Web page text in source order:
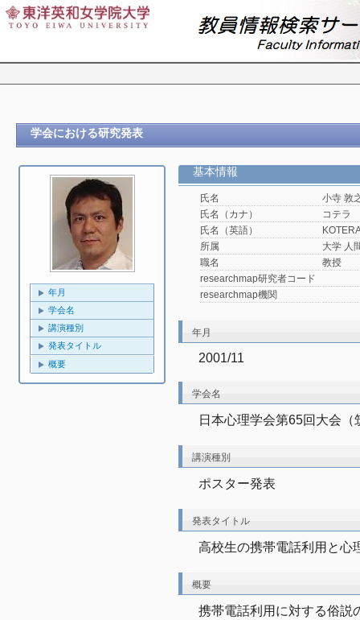
学会における研究発表
年月
学会名
講演種別
発表タイトル
概要
基本情報
氏名
小寺 敦
氏名（カナ）
コテラ
氏名（英語）
所属
大学 人
職名
教授
researchmap研究者コード
researchmap機関
年月
2001/11
学会名
日本心理学会第65回大会（
講演種別
ポスター発表
発表タイトル
高校生の携帯電話利用と心
概要
携帯電話利用に対する俗説